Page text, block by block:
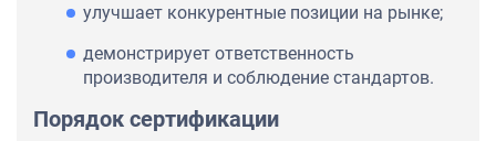
улучшает конкурентные позиции на рынке;
демонстрирует ответственность
производителя и соблюдение стандартов.
Порядок сертификации